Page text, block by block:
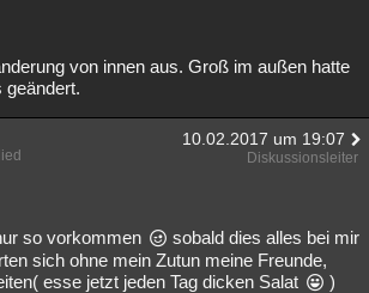
von innen aus. Groß im außen hatte
geändert.
10.02.2017 um 19:07
Diskussionsleiter
so vorkommen
sobald dies alles bei mir
sich ohne mein Zutun meine Freunde,
esse jetzt jeden Tag dicken Salat
)